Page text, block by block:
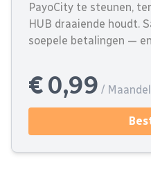
PayoCity te steunen,
HUB draaiende houdt.
soepele betalingen —
€ 0,99 /